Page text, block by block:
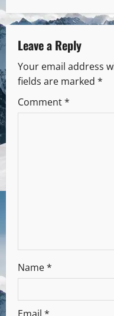
Leave a Reply
Your email address
fields are marked *
Comment*
Name*